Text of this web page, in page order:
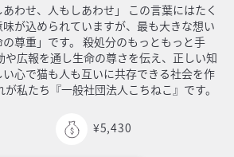
あわせ、人もしあわせ」 この言葉にはたく
味が込められていますが、最も大きな想い
の尊重」です。 殺処分のもっともっと手
や広報を通し生命の尊さを伝え、正しい知
心で猫も人も互いに共存できる社会を作
が私たち『一般社団法人こちねこ』です。
¥5,430